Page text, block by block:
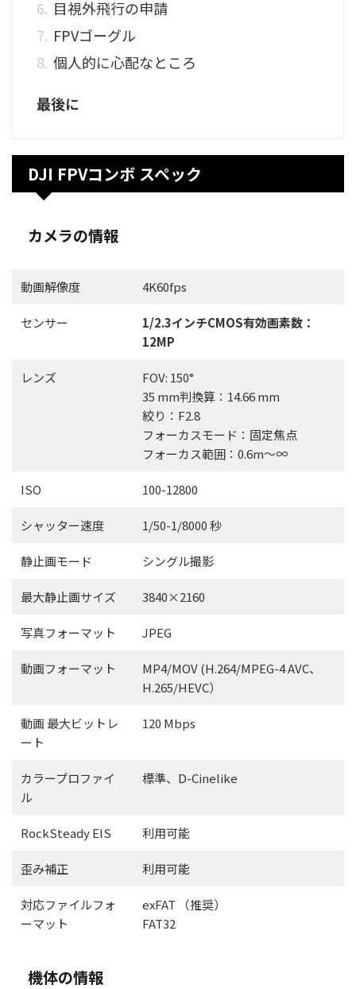
目視外飛行の申請
FPVゴーグル
個人的に心配なところ
最後に
DJI FPVコンボ スペック
カメラの情報
動画解像度 4K60fps
センサー
1/2.3インチCMOS有効画素数：
12MP
レンズ
FOV: 150°
35 mm判換算：14.66 mm
絞り：F2.8
フォーカスモード：固定焦点
フォーカス範囲：0.6m〜∞
ISO 100-12800
シャッター速度 1/50-1/8000 秒
静止画モード シングル撮影
最大静止画サイズ 3840×2160
写真フォーマット JPEG
動画フォーマット
MP4/MOV (H.264/MPEG-4 AVC、
H.265/HEVC）
動画 最大ビットレ
ート
120 Mbps
カラープロファイ
ル
標準、D-Cinelike
RockSteady EIS 利用可能
歪み補正 利用可能
対応ファイルフォ
ーマット
exFAT （推奨）
FAT32
機体の情報